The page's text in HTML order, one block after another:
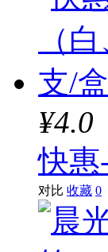
¥4.0
快惠
对比 收藏 0